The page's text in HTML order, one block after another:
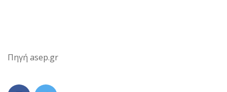
Πηγή asep.gr